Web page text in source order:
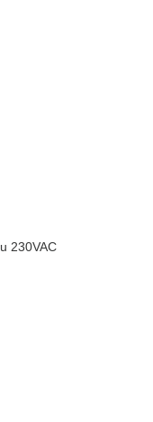
230VAC